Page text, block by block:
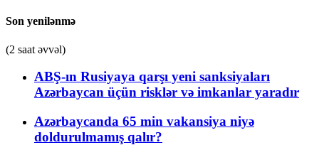
Son yenilənmə
(2 saat əvvəl)
ABŞ-ın Rusiyaya qarşı yeni sanksiyaları
Azərbaycan üçün risklər və imkanlar yaradır
Azərbaycanda 65 min vakansiya niyə
doldurulmamış qalır?